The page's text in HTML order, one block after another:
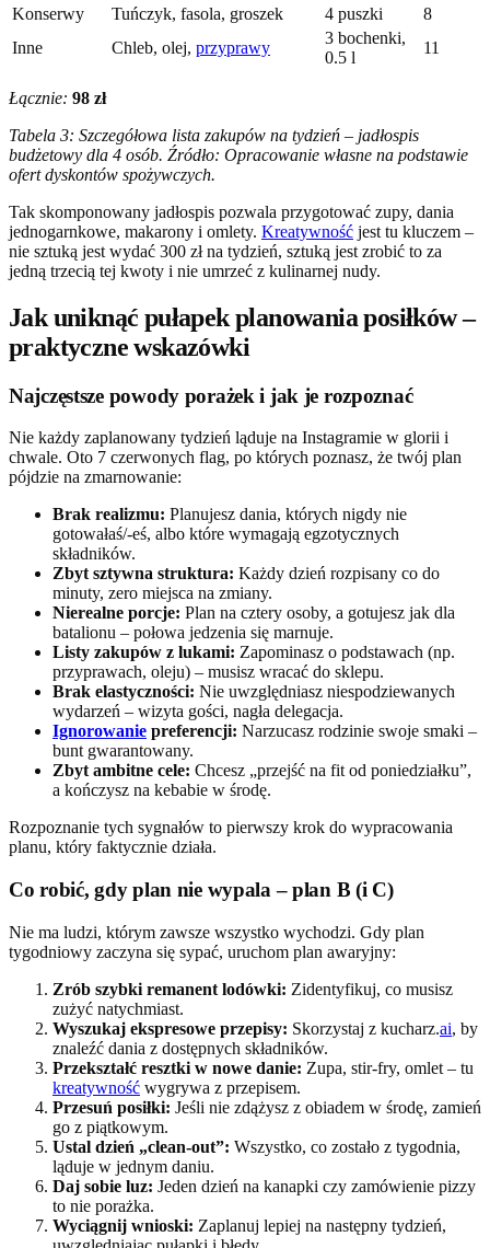
Konserwy
Tuńczyk, fasola, groszek 4 puszki
8
Inne
Chleb, olej, przyprawy
3 bochenki,
0.5 l
11
Łącznie: 98 zł
Tabela 3: Szczegółowa lista zakupów na tydzień – jadłospis
budżetowy dla 4 osób. Źródło: Opracowanie własne na podstawie
ofert dyskontów spożywczych.
Tak skomponowany jadłospis pozwala przygotować zupy, dania
jednogarnkowe, makarony i omlety. Kreatywność jest tu kluczem –
nie sztuką jest wydać 300 zł na tydzień, sztuką jest zrobić to za
jedną trzecią tej kwoty i nie umrzeć z kulinarnej nudy.
Jak uniknąć pułapek planowania posiłków –
praktyczne wskazówki
Najczęstsze powody porażek i jak je rozpoznać
Nie każdy zaplanowany tydzień ląduje na Instagramie w glorii i
chwale. Oto 7 czerwonych flag, po których poznasz, że twój plan
pójdzie na zmarnowanie:
Brak realizmu: Planujesz dania, których nigdy nie
gotowałaś/-eś, albo które wymagają egzotycznych
składników.
Zbyt sztywna struktura: Każdy dzień rozpisany co do
minuty, zero miejsca na zmiany.
Nierealne porcje: Plan na cztery osoby, a gotujesz jak dla
batalionu – połowa jedzenia się marnuje.
Listy zakupów z lukami: Zapominasz o podstawach (np.
przyprawach, oleju) – musisz wracać do sklepu.
Brak elastyczności: Nie uwzględniasz niespodziewanych
wydarzeń – wizyta gości, nagła delegacja.
Ignorowanie preferencji: Narzucasz rodzinie swoje smaki –
bunt gwarantowany.
Zbyt ambitne cele: Chcesz „przejść na fit od poniedziałku”,
a kończysz na kebabie w środę.
Rozpoznanie tych sygnałów to pierwszy krok do wypracowania
planu, który faktycznie działa.
Co robić, gdy plan nie wypala – plan B (i C)
Nie ma ludzi, którym zawsze wszystko wychodzi. Gdy plan
tygodniowy zaczyna się sypać, uruchom plan awaryjny:
Zrób szybki remanent lodówki: Zidentyfikuj, co musisz
zużyć natychmiast.
Wyszukaj ekspresowe przepisy: Skorzystaj z kucharz.ai, by
znaleźć dania z dostępnych składników.
Przekształć resztki w nowe danie: Zupa, stir-fry, omlet – tu
kreatywność wygrywa z przepisem.
Przesuń posiłki: Jeśli nie zdążysz z obiadem w środę, zamień
go z piątkowym.
Ustal dzień „clean-out”: Wszystko, co zostało z tygodnia,
ląduje w jednym daniu.
Daj sobie luz: Jeden dzień na kanapki czy zamówienie pizzy
to nie porażka.
Wyciągnij wnioski: Zaplanuj lepiej na następny tydzień,